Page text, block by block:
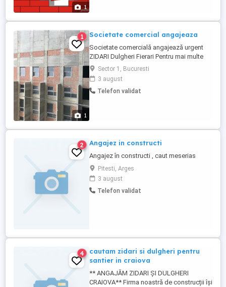
1
1
1 Societate comercial angajeaza
Societate comercială angajează urgent
ZIDARI Dulgheri Fierari Pentru mai multe
detalii ma puteti contacta la urmatorul nr
de telefon Multumesc
Sector 1, Bucuresti
3 august
Telefon validat
2 Angajez in constructi
Angajez în constructi , caut meserias
Pitesti, Arges
3 august
Telefon validat
4
cautam zidari si dulgheri pentru
santier in craiova
** ANGAJĂM ZIDARI ȘI DULGHERI
CRAIOVA** Firma noastră de construcții își